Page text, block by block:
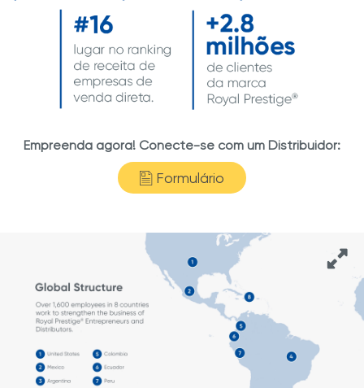
Empreenda agora! Conecte-se com um Distribuidor:
Formulário